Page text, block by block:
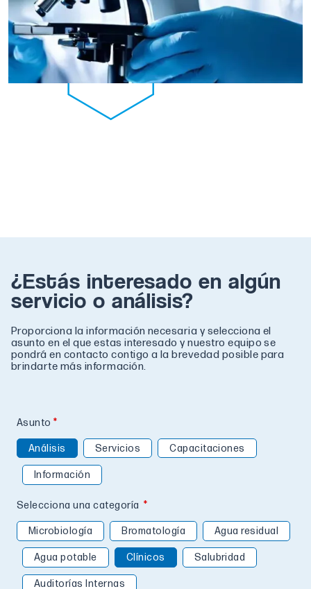
¿Estás interesado en algún
servicio o análisis?
Proporciona la información necesaria y selecciona el
asunto en el que estas interesado y nuestro equipo se
pondrá en contacto contigo a la brevedad posible para
brindarte más información.
Asunto
Análisis Servicios Capacitaciones
Información
Selecciona una categoría
Microbiología Bromatología Agua residual
Agua potable Clínicos Salubridad
Auditorías Internas